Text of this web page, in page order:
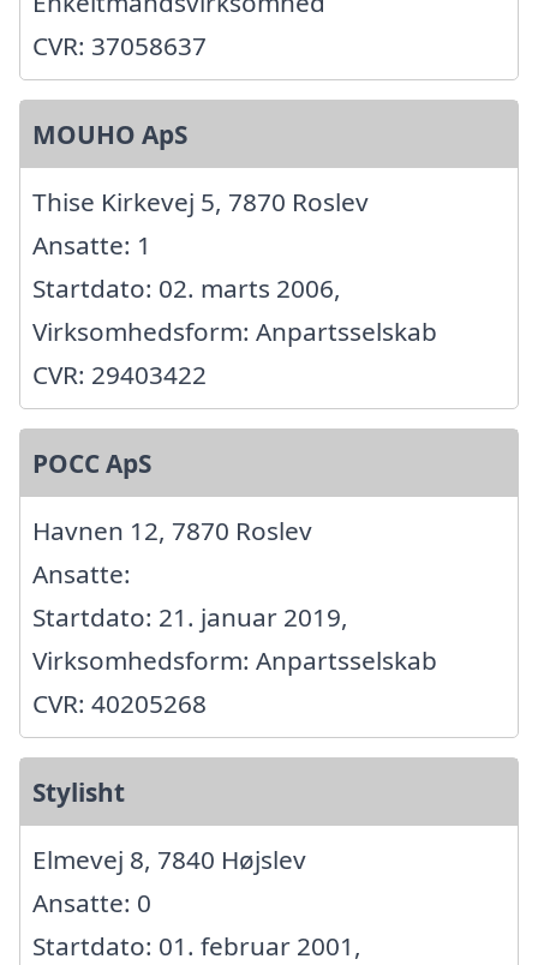
CVR: 37058637
MOUHO ApS
Thise Kirkevej 5, 7870 Roslev
Ansatte: 1
Startdato: 02. marts 2006,
Virksomhedsform: Anpartsselskab
CVR: 29403422
POCC ApS
Havnen 12, 7870 Roslev
Ansatte:
Startdato: 21. januar 2019,
Virksomhedsform: Anpartsselskab
CVR: 40205268
Stylisht
Elmevej 8, 7840 Højslev
Ansatte: 0
Startdato: 01. februar 2001,